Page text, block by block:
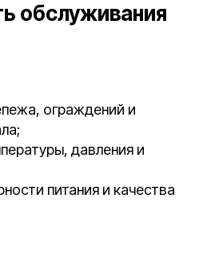
обслуживания
ограждений и
давления и
питания и качества